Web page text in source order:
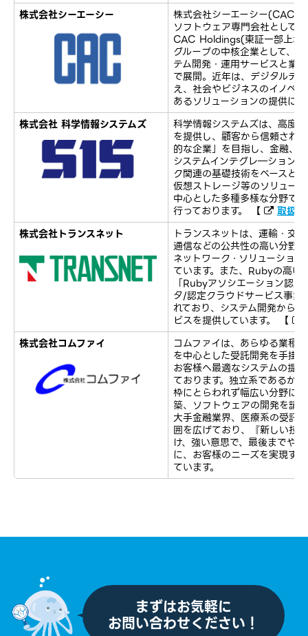
株式会社シーエーシー
株式会社シーエーシー(CAC)
ソフトウェア専門会社として
CAC Holdings(東証一部上場
グループの中核企業として、
テム開発・運用サービスと業
で展開。近年は、デジタルテ
え、社会やビジネスのイノベ
あるソリューションの提供に
株式会社 科学情報システムズ
科学情報システムズは、高度
を提供し、顧客から信頼され
的な企業」を目指し、金融、
システムインテグレ―ション
ク関連の基礎技術をベースと
仮想ストレージ等のソリュー
中心とした多種多様な分野で
行っております。 【
取扱
株式会社トランスネット
トランスネットは、運輸・交
通信などの公共性の高い分野
ネットワーク・ソリューショ
ています。また、Rubyの高い
「Rubyアソシエーション認
タ/認定クラウドサービス事業
れており、システム開発から
ビスを提供しています。 【
株式会社コムファイ
コムファイは、あらゆる業種
を中心とした受託開発を手掛
お客様へ最適なシステムの提
ております。独立系であるか
枠にとらわれず幅広い分野に
築、ソフトウェアの開発を請
大手金融業界、医療系の受託
囲を広げており、『新しい技
け、強い意思で、最後までや
に、お客様のニーズを実現す
ています。
まずはお気軽に
お問い合わせください！